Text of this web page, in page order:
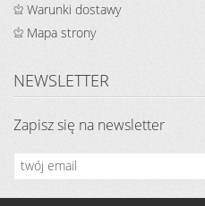
Warunki dostawy
Mapa strony
NEWSLETTER
Zapisz się na newsletter